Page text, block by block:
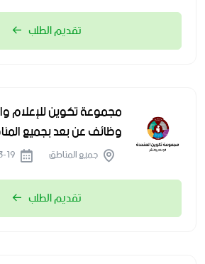
تقديم الطلب
مجموعة تكوين للإعلام
وظائف عن بعد بجميع
جميع المناطق
تقديم الطلب